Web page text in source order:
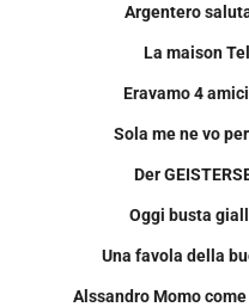
Argentero saluta
La maison
Eravamo 4
Sola me ne vo
Der
Oggi busta
Una favola della
Alssandro Momo